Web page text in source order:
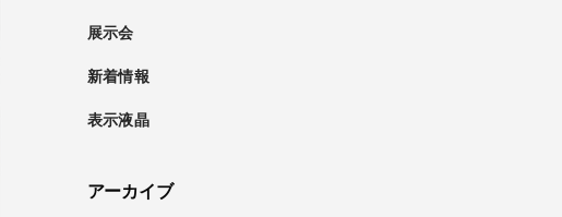
展示会
新着情報
表示液晶
アーカイブ